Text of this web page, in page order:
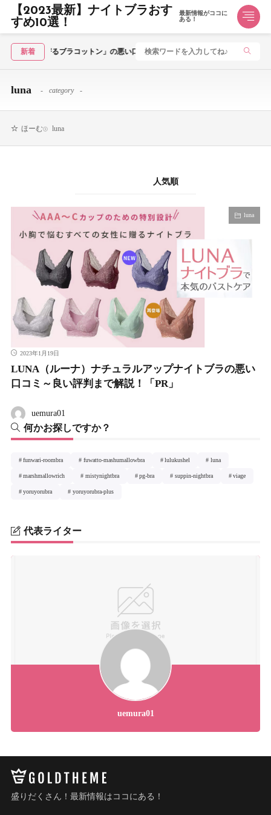
【2023最新】ナイトブラおす
すめ10選！
最新情報がココに
ある！
新着
japan「夜寄るブラコットン」の悪い口コミ～良い評判まで解説！
luna category
ほーむ luna
人気順
luna
2023年1月19日
LUNA（ルーナ）ナチュラルアップナイトブラの悪い
口コミ～良い評判まで解説！「PR」
uemura01
何かお探しですか？
funwari-roombra fuwatto-mashumallowbra lulukushel luna
marshmallowrich mistynightbra pg-bra suppin-nightbra viage
yoruyorubra yoruyorubra-plus
代表ライター
uemura01
盛りだくさん！最新情報はココにある！